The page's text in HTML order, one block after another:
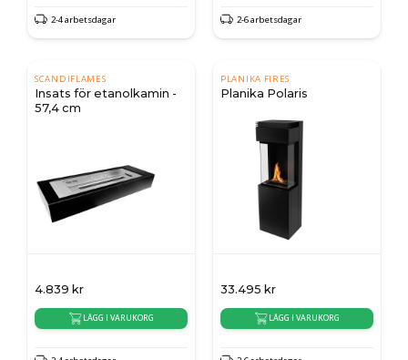
2-4 arbetsdagar 2-6 arbetsdagar
SCANDIFLAMES
Insats för etanolkamin -
57,4 cm
4.839 kr
LÄGG I VARUKORG
PLANIKA FIRES
Planika Polaris
33.495 kr
LÄGG I VARUKORG